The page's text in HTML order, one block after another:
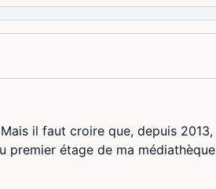
il faut croire que, depuis 2013,
premier étage de ma médiathèque